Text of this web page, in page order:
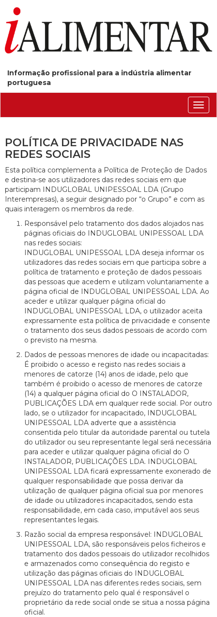
Informação profissional para a indústria alimentar
portuguesa
POLÍTICA DE PRIVACIDADE NAS
REDES SOCIAIS
Esta política complementa a Política de Proteção de Dados
e destina-se aos utilizadores das redes sociais em que
participam INDUGLOBAL UNIPESSOAL LDA (Grupo
Interempresas), a seguir designado por “o Grupo” e com as
quais interagem os membros da rede.
Responsável pelo tratamento dos dados alojados nas
páginas oficiais do INDUGLOBAL UNIPESSOAL LDA
nas redes sociais:
INDUGLOBAL UNIPESSOAL LDA deseja informar os
utilizadores das redes sociais em que participa sobre a
política de tratamento e proteção de dados pessoais
das pessoas que acedem e utilizam voluntariamente a
página oficial de INDUGLOBAL UNIPESSOAL LDA. Ao
aceder e utilizar qualquer página oficial do
INDUGLOBAL UNIPESSOAL LDA, o utilizador aceita
expressamente esta política de privacidade e consente
o tratamento dos seus dados pessoais de acordo com
o previsto na mesma.
Dados de pessoas menores de idade ou incapacitadas:
É proibido o acesso e registo nas redes sociais a
menores de catorze (14) anos de idade, pelo que
também é proibido o acesso de menores de catorze
(14) a qualquer página oficial do O INSTALADOR,
PUBLICAÇÕES LDA em qualquer rede social. Por outro
lado, se o utilizador for incapacitado, INDUGLOBAL
UNIPESSOAL LDA adverte que a assistência
consentida pelo titular da autoridade parental ou tutela
do utilizador ou seu representante legal será necessária
para aceder e utilizar qualquer página oficial do O
INSTALADOR, PUBLICAÇÕES LDA. INDUGLOBAL
UNIPESSOAL LDA ficará expressamente exonerado de
qualquer responsabilidade que possa derivar da
utilização de qualquer página oficial sua por menores
de idade ou utilizadores incapacitados, sendo esta
responsabilidade, em cada caso, imputável aos seus
representantes legais.
Razão social da empresa responsável: INDUGLOBAL
UNIPESSOAL LDA, são responsáveis pelos ficheiros e
tratamento dos dados pessoais do utilizador recolhidos
e armazenados como consequência do registo e
utilização das páginas oficiais do INDUGLOBAL
UNIPESSOAL LDA nas diferentes redes sociais, sem
prejuízo do tratamento pelo qual é responsável o
proprietário da rede social onde se situa a nossa página
oficial.